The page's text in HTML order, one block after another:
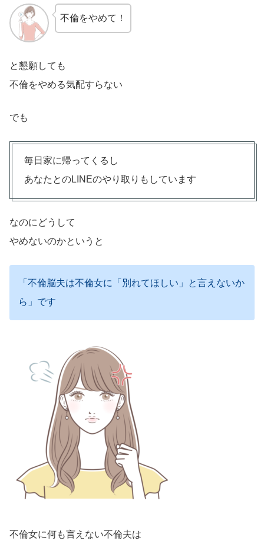
不倫をやめて！
と懇願しても
不倫をやめる気配すらない
でも
毎日家に帰ってくるし
あなたとのLINEのやり取りもしています
なのにどうして
やめないのかというと
「不倫脳夫は不倫女に「別れてほしい」と言えないか
ら」です
不倫女に何も言えない不倫夫は